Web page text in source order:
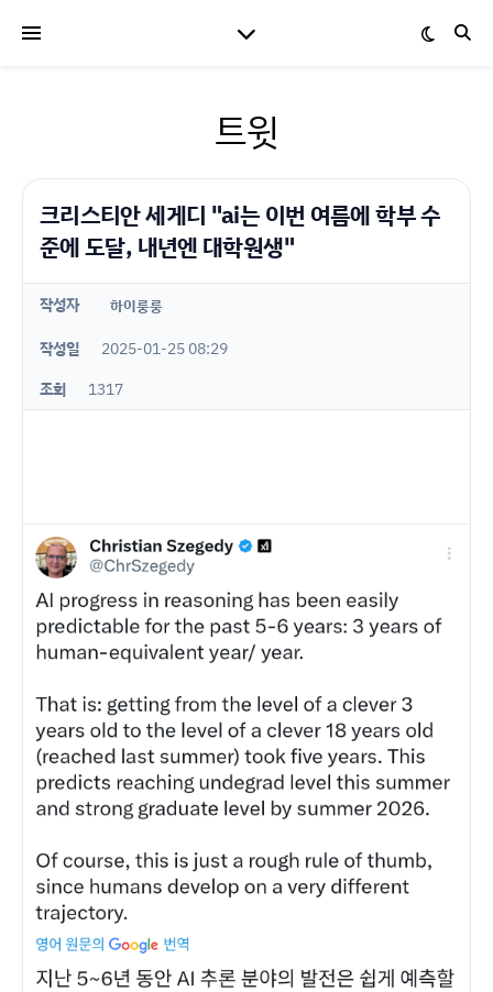
트윗
크리스티안 세게디 "ai는 이번 여름에 학부 수
준에 도달, 내년엔 대학원생"
작성자 하이룽룽
작성일
2025-01-25 08:29
조회
1317